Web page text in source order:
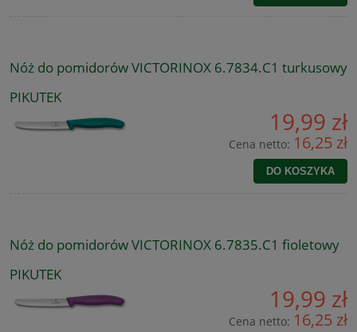
Nóż do pomidorów VICTORINOX 6.7834.C1 turkusowy
PIKUTEK
19,99 zł
Cena netto: 16,25 zł
DO KOSZYKA
Nóż do pomidorów VICTORINOX 6.7835.C1 fioletowy
PIKUTEK
19,99 zł
Cena netto: 16,25 zł